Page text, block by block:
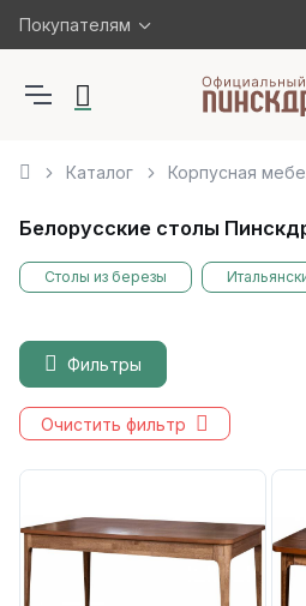
Покупателям
Каталог Корпусная
Белорусские столы
Столы из березы
Фильтры
Очистить фильтр